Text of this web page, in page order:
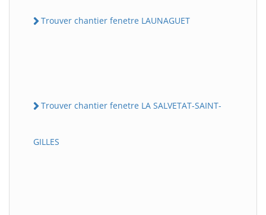
Trouver chantier fenetre LAUNAGUET
Trouver chantier fenetre LA SALVETAT-SAINT-
GILLES